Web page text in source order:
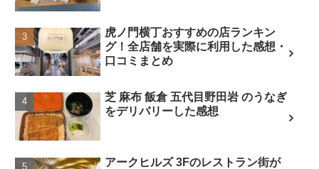
虎ノ門横丁おすすめの店ランキン
グ！全店舗を実際に利用した感想・
口コミまとめ
芝 麻布 飯倉 五代目野田岩 のうなぎ
をデリバリーした感想
アークヒルズ 3Fのレストラン街が